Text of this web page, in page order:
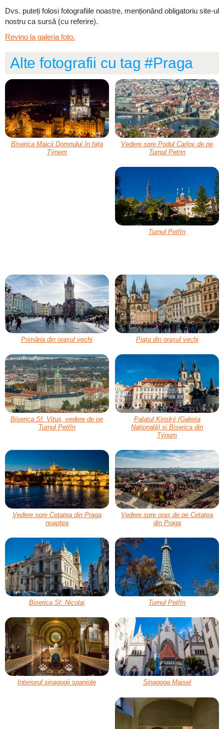
Dvs. puteți folosi fotografiile noastre, menționând obligatoriu site-ul
nostru ca sursă (cu referire).
Revino la galeria foto.
Alte fotografii cu tag #Praga
Biserica Maicii Domnului în fața
Týnem
Vedere spre Podul Carlov de pe
Turnul Petrin
Turnul Petřín
Primăria din orașul vechi Piața din orașul vechi
Biserica Sf. Vitus, vedere de pe
Turnul Petřín
Palatul Kinský (Galeria
Națională) și Biserica din
Týnum
Vedere spre Cetatea din Praga
noaptea
Vedere spre oraș de pe Cetatea
din Praga
Biserica Sf. Nicolai Turnul Petřín
Interiorul sinagogii spaniole Sinagoga Maisel